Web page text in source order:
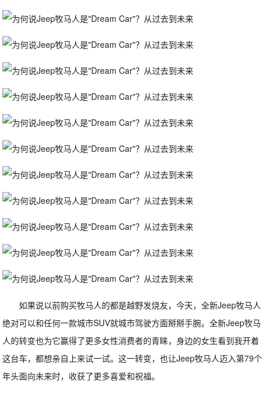
如果说以前购买牧马人的都是越野发烧友，今天，全新Jeep牧马人
绝对可以和任何一款城市SUV就城市驾驶方面掰掰手腕。全新Jeep牧马
人的转变也为它赢得了更多女性消费者的青睐，身边的女生看到我开着
这台车，都想亲自上来试一试。这一转变，也让Jeep牧马人迈入第79个
年头面向未来时，收获了更多喜爱和祝福。